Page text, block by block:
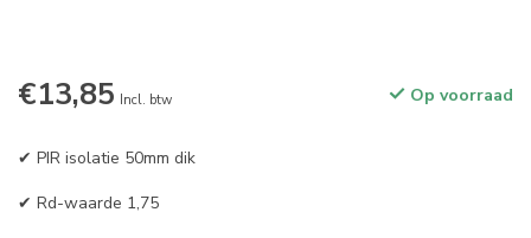
€13,85 Incl. btw Op voorraad
✔ PIR isolatie 50mm dik
✔ Rd-waarde 1,75